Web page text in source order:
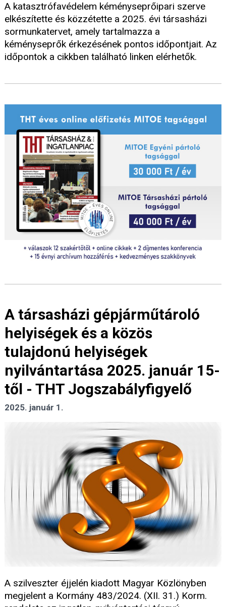
A katasztrófavédelem kéményseprőipari szerve
elkészítette és közzétette a 2025. évi társasházi
sormunkatervet, amely tartalmazza a
kéményseprők érkezésének pontos időpontjait. Az
időpontok a cikkben található linken elérhetők.
A társasházi gépjárműtároló
helyiségek és a közös
tulajdonú helyiségek
nyilvántartása 2025. január 15-
től - THT Jogszabályfigyelő
2025. január 1.
A szilveszter éjjelén kiadott Magyar Közlönyben
megjelent a Kormány 483/2024. (XII. 31.) Korm.